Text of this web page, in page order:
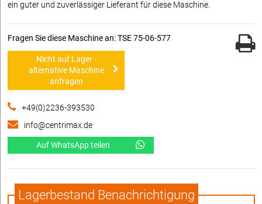
ein guter und zuverlässiger Lieferant für diese Maschine.
Fragen Sie diese Maschine an: TSE 75-06-577
Nicht auf Lager -
alternative Maschine
anfragen
+49(0)2236-393530
info@centrimax.de
Auf WhatsApp teilen
Lagerbestand Benachrichtigung